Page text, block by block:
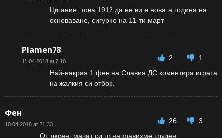
Циганин, това 1912 да не ви е новата година на
основаване, сигурно на 11-ти март
Plamen78
11.04.2018 at 7:10 2
1
Най-накрая 1 фен на Славия ДС коментира играта
на жалкия си отбор.
Фен
10.04.2018 at 21:33 26
3
От лесен ,мачат си го направихме труден